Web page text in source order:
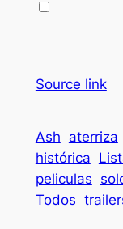
Source link
Ash aterriza
histórica
peliculas
Todos